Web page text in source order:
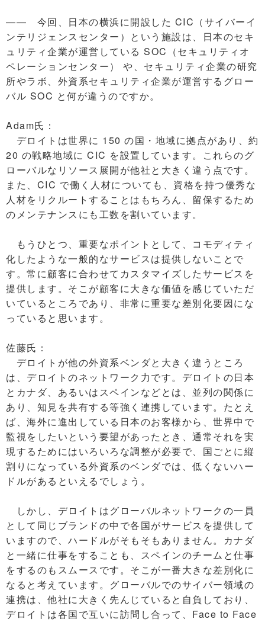
―― 今回、日本の横浜に開設した CIC（サイバーイ
ンテリジェンスセンター）という施設は、日本のセキ
ュリティ企業が運営している SOC（セキュリティオ
ペレーションセンター） や、セキュリティ企業の研究
所やラボ、外資系セキュリティ企業が運営するグロー
バル SOC と何が違うのですか。
Adam氏：
デロイトは世界に 150 の国・地域に拠点があり、約
20 の戦略地域に CIC を設置しています。これらのグ
ローバルなリソース展開が他社と大きく違う点です。
また、CIC で働く人材についても、資格を持つ優秀な
人材をリクルートすることはもちろん、留保するため
のメンテナンスにも工数を割いています。
もうひとつ、重要なポイントとして、コモディティ
化したような一般的なサービスは提供しないことで
す。常に顧客に合わせてカスタマイズしたサービスを
提供します。そこが顧客に大きな価値を感じていただ
いているところであり、非常に重要な差別化要因にな
っていると思います。
佐藤氏：
デロイトが他の外資系ベンダと大きく違うところ
は、デロイトのネットワーク力です。デロイトの日本
とカナダ、あるいはスペインなどとは、並列の関係に
あり、知見を共有する等強く連携しています。たとえ
ば、海外に進出している日本のお客様から、世界中で
監視をしたいという要望があったとき、通常それを実
現するためにはいろいろな調整が必要で、国ごとに縦
割りになっている外資系のベンダでは、低くないハー
ドルがあるといえるでしょう。
しかし、デロイトはグローバルネットワークの一員
として同じブランドの中で各国がサービスを提供して
いますので、ハードルがそもそもありません。カナダ
と一緒に仕事をすることも、スペインのチームと仕事
をするのもスムースです。そこが一番大きな差別化に
なると考えています。グローバルでのサイバー領域の
連携は、他社に大きく先んじていると自負しており、
デロイトは各国で互いに訪問し合って、Face to Face